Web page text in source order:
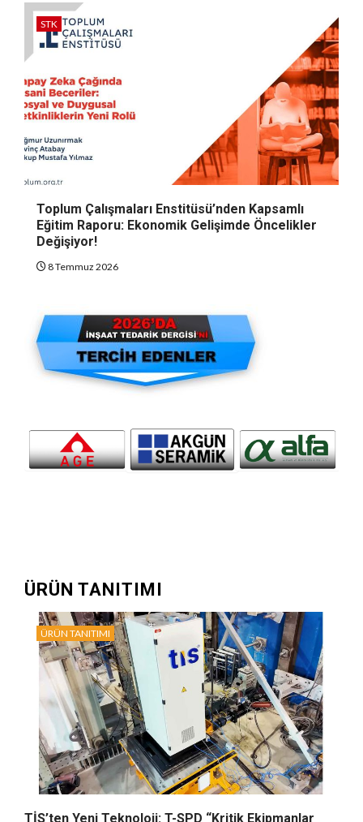
STK
Toplum Çalışmaları Enstitüsü’nden Kapsamlı
Eğitim Raporu: Ekonomik Gelişimde Öncelikler
Değişiyor!
8 Temmuz 2026
ÜRÜN TANITIMI
ÜRÜN TANITIMI
TİS’ten Yeni Teknoloji: T-SPD “Kritik Ekipmanlar